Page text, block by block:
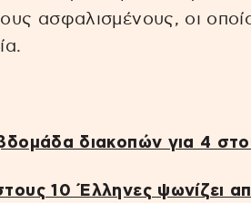
ασφαλισμένους, οι
διακοπών για 4
10 Έλληνες ψωνίζει